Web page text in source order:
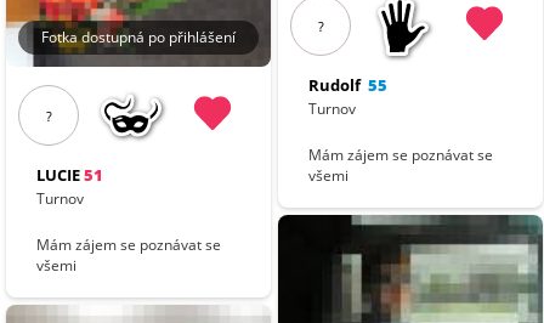
Fotka dostupná po přihlášení
?
LUCIE51
Turnov
Mám zájem se poznávat se
všemi
?
Rudolf 55
Turnov
Mám zájem se poznávat se
všemi